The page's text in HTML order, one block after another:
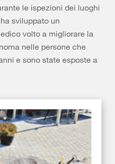
le ispezioni dei luoghi
sviluppato un
volto a migliorare la
nelle persone che
e sono state esposte a